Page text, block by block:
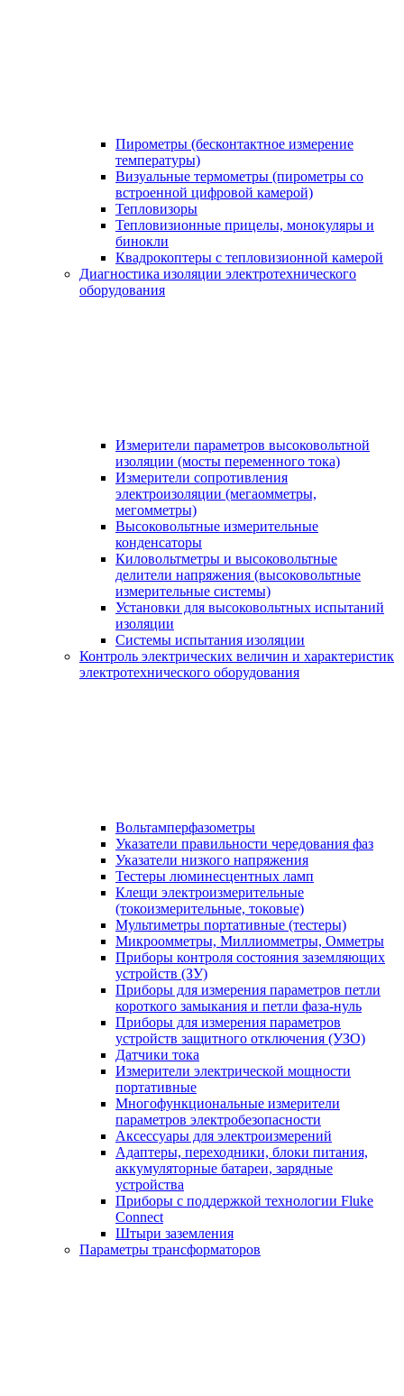
Пирометры (бесконтактное измерение
температуры)
Визуальные термометры (пирометры со
встроенной цифровой камерой)
Тепловизоры
Тепловизионные прицелы, монокуляры и
бинокли
Квадрокоптеры с тепловизионной камерой
Диагностика изоляции электротехнического
оборудования
Измерители параметров высоковольтной
изоляции (мосты переменного тока)
Измерители сопротивления
электроизоляции (мегаомметры,
мегомметры)
Высоковольтные измерительные
конденсаторы
Киловольтметры и высоковольтные
делители напряжения (высоковольтные
измерительные системы)
Установки для высоковольтных испытаний
изоляции
Системы испытания изоляции
Контроль электрических величин и характеристик
электротехнического оборудования
Вольтамперфазометры
Указатели правильности чередования фаз
Указатели низкого напряжения
Тестеры люминесцентных ламп
Клещи электроизмерительные
(токоизмерительные, токовые)
Мультиметры портативные (тестеры)
Микроомметры, Миллиомметры, Омметры
Приборы контроля состояния заземляющих
устройств (ЗУ)
Приборы для измерения параметров петли
короткого замыкания и петли фаза-нуль
Приборы для измерения параметров
устройств защитного отключения (УЗО)
Датчики тока
Измерители электрической мощности
портативные
Многофункциональные измерители
параметров электробезопасности
Аксессуары для электроизмерений
Адаптеры, переходники, блоки питания,
аккумуляторные батареи, зарядные
устройства
Приборы с поддержкой технологии Fluke
Connect
Штыри заземления
Параметры трансформаторов